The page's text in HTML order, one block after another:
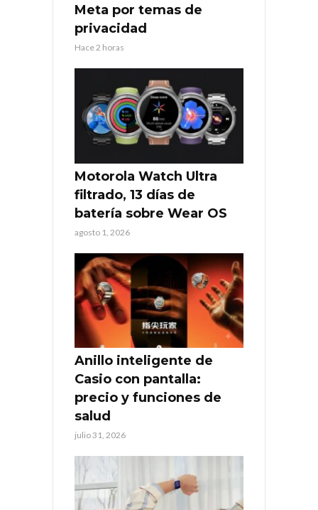
Meta por temas de
privacidad
Hace 2 horas
Motorola Watch Ultra
filtrado, 13 días de
batería sobre Wear OS
agosto 1, 2026
Anillo inteligente de
Casio con pantalla:
precio y funciones de
salud
julio 31, 2026